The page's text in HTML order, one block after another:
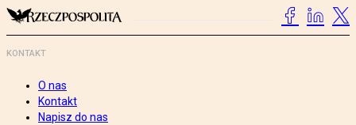
KONTAKT
O nas
Kontakt
Napisz do nas